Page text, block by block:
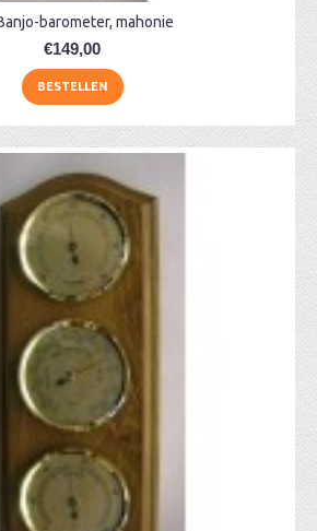
barometer, mahonie
€149,00
BESTELLEN